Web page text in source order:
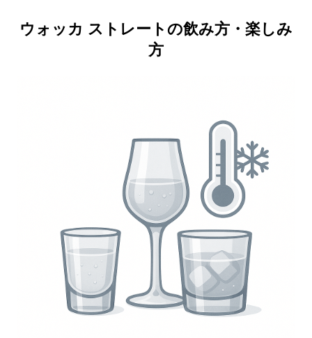
ウォッカ ストレートの飲み方・楽しみ
方